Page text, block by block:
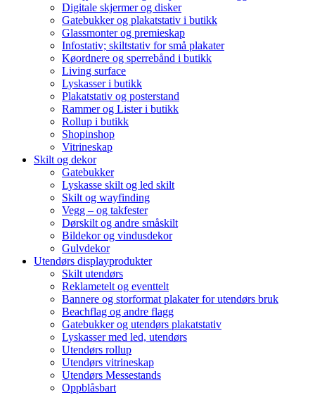
Digitale skjermer og disker
Gatebukker og plakatstativ i butikk
Glassmonter og premieskap
Infostativ; skiltstativ for små plakater
Køordnere og sperrebånd i butikk
Living surface
Lyskasser i butikk
Plakatstativ og posterstand
Rammer og Lister i butikk
Rollup i butikk
Shopinshop
Vitrineskap
Skilt og dekor
Gatebukker
Lyskasse skilt og led skilt
Skilt og wayfinding
Vegg – og takfester
Dørskilt og andre småskilt
Bildekor og vindusdekor
Gulvdekor
Utendørs displayprodukter
Skilt utendørs
Reklametelt og eventtelt
Bannere og storformat plakater for utendørs bruk
Beachflag og andre flagg
Gatebukker og utendørs plakatstativ
Lyskasser med led, utendørs
Utendørs rollup
Utendørs vitrineskap
Utendørs Messestands
Oppblåsbart